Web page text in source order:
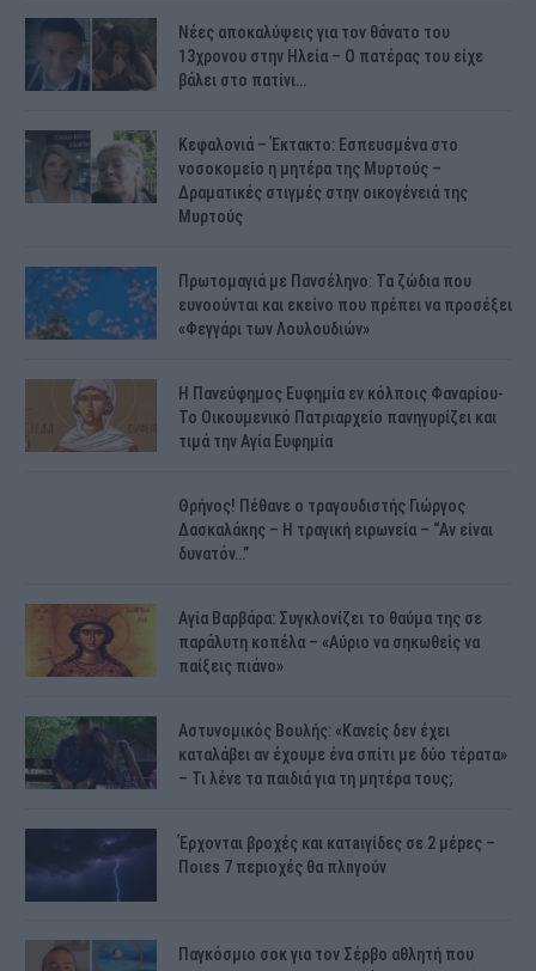
Νέες αποκαλύψεις για τον θάνατο του
13χρονου στην Ηλεία – Ο πατέρας του είχε
βάλει στο πατίνι…
Κεφαλονιά – Έκτακτο: Εσπευσμένα στο
νοσοκομείο η μητέρα της Μυρτούς –
Δραματικές στιγμές στην οικογένειά της
Μυρτούς
Πρωτομαγιά με Πανσέληνο: Τα ζώδια που
ευνοούνται και εκείνο που πρέπει να προσέξει
«Φεγγάρι των Λουλουδιών»
H Πανεύφημος Ευφημία εν κόλποις Φαναρίου-
Το Οικουμενικό Πατριαρχείο πανηγυρίζει και
τιμά την Αγία Ευφημία
Θρήνος! Πέθανε ο τραγουδιστής Γιώργος
Δασκαλάκης – Η τραγική ειρωνεία – “Αν είναι
δυνατόν…”
Αγία Βαρβάρα: Συγκλονίζει το θαύμα της σε
παράλυτη κοπέλα – «Αύριο να σηκωθείς να
παίξεις πιάνο»
Αστυνομικός Bουλής: «Κανείς δεν έχει
καταλάβει αν έχουμε ένα σπίτι με δύο τέρατα»
– Τι λένε τα παιδιά για τη μητέρα τους;
Έρχονται βροχές και κατaιγίδες σε 2 μέpες –
Ποιεs 7 πεpιοχές θα πλnγούν
Παγκόσμιο σοκ για τον Σέρβο αθλητή που